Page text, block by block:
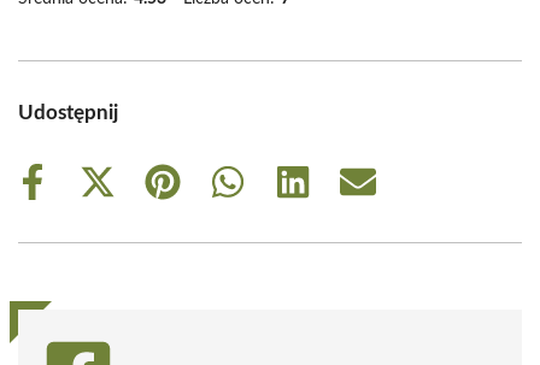
Udostępnij
Share
Share
(Twitter)
Share
Share
Share
Share